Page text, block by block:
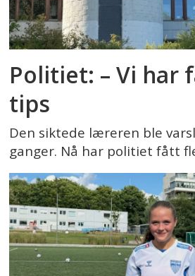
Politiet: – Vi har
tips
Den siktede læreren ble
ganger. Nå har politiet fått